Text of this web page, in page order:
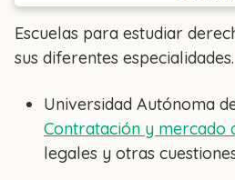
Escuelas para estudiar
sus diferentes especialidades.
Universidad Autónoma
Contratación y mercado
legales y otras